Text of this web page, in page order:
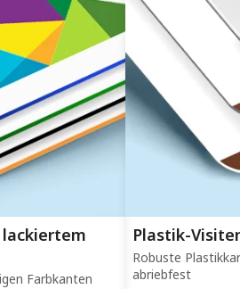
Farbkanten
Plastik-
Robuste
abriebfest